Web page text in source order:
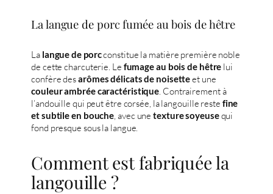
La langue de porc fumée au bois de hêtre
La langue de porcconstitue la matière première noble
de cette charcuterie. Le fumage au bois de hêtre lui
confère desarômes délicats de noisetteet une
couleur ambrée caractéristique. Contrairement à
l’andouille qui peut être corsée, la langouille reste fine
et subtile en bouche, avec unetexture soyeusequi
fond presque sous la langue.
Comment est fabriquée la
langouille ?